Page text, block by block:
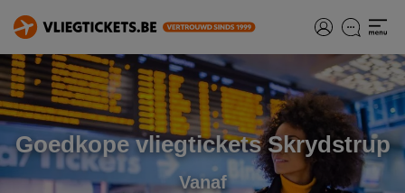
Goedkope vliegtickets Skrydstrup
Vanaf